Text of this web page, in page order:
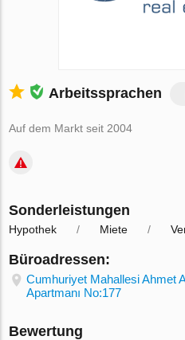
Arbeitssprachen
Auf dem Markt seit 2004
Sonderleistungen
Hypothek Miete
Büroadressen:
Cumhuriyet Mahallesi Ahmet
Apartmanı No:177
Bewertung